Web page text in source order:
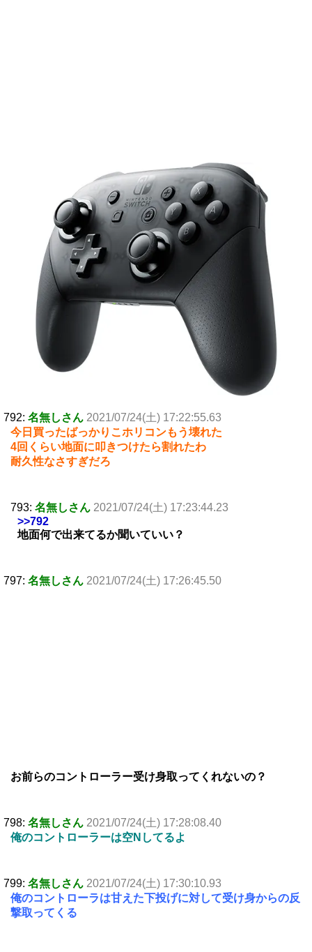
792: 名無しさん 2021/07/24(土) 17:22:55.63
今日買ったばっかりこホリコンもう壊れた
4回くらい地面に叩きつけたら割れたわ
耐久性なさすぎだろ
793: 名無しさん 2021/07/24(土) 17:23:44.23
>>792
地面何で出来てるか聞いていい？
797: 名無しさん 2021/07/24(土) 17:26:45.50
お前らのコントローラー受け身取ってくれないの？
798: 名無しさん 2021/07/24(土) 17:28:08.40
俺のコントローラーは空Nしてるよ
799: 名無しさん 2021/07/24(土) 17:30:10.93
俺のコントローラは甘えた下投げに対して受け身からの反
撃取ってくる